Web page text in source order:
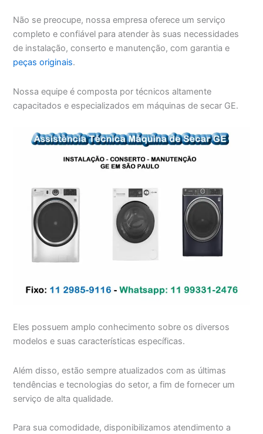
Não se preocupe, nossa empresa oferece um serviço
completo e confiável para atender às suas necessidades
de instalação, conserto e manutenção, com garantia e
peças originais.
Nossa equipe é composta por técnicos altamente
capacitados e especializados em máquinas de secar GE.
Eles possuem amplo conhecimento sobre os diversos
modelos e suas características específicas.
Além disso, estão sempre atualizados com as últimas
tendências e tecnologias do setor, a fim de fornecer um
serviço de alta qualidade.
Para sua comodidade, disponibilizamos atendimento a